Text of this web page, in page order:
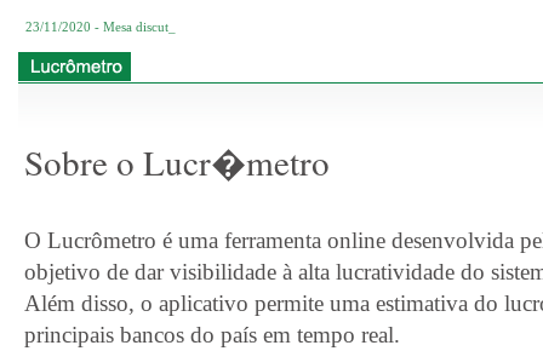
23/11/2020 - Mesa discute mais cuida_
Sobre o Lucr�metro
O Lucrômetro é uma ferramenta online desenvolvida
objetivo de dar visibilidade à alta lucratividade do
Além disso, o aplicativo permite uma estimativa do
principais bancos do país em tempo real.